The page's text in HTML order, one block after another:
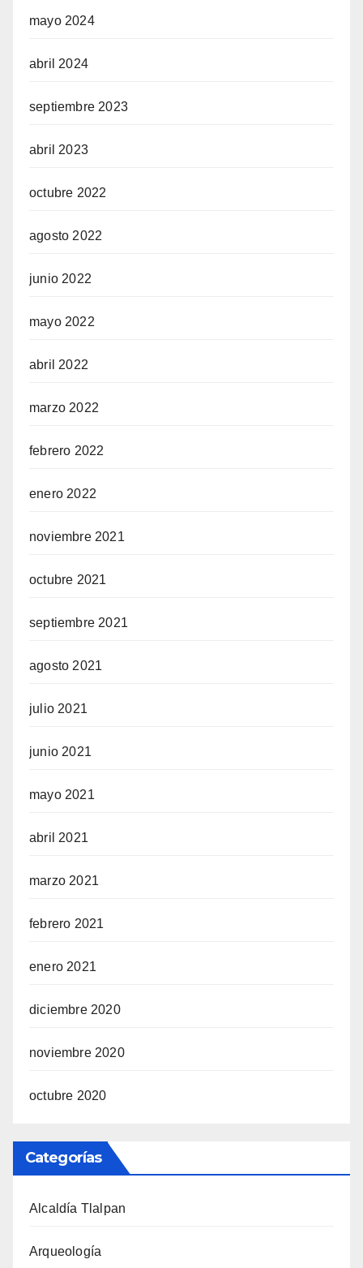
mayo 2024
abril 2024
septiembre 2023
abril 2023
octubre 2022
agosto 2022
junio 2022
mayo 2022
abril 2022
marzo 2022
febrero 2022
enero 2022
noviembre 2021
octubre 2021
septiembre 2021
agosto 2021
julio 2021
junio 2021
mayo 2021
abril 2021
marzo 2021
febrero 2021
enero 2021
diciembre 2020
noviembre 2020
octubre 2020
Categorías
Alcaldía Tlalpan
Arqueología